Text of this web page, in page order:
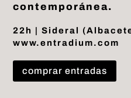
contemporánea.
22h | Sideral
www.entradium.com
comprar entradas